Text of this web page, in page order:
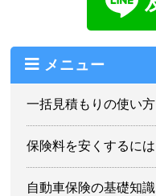
メニュー
一括見積もりの使い方
保険料を安くするには
自動車保険の基礎知識